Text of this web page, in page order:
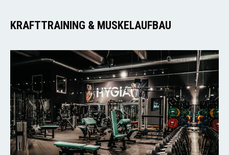
KRAFTTRAINING & MUSKELAUFBAU